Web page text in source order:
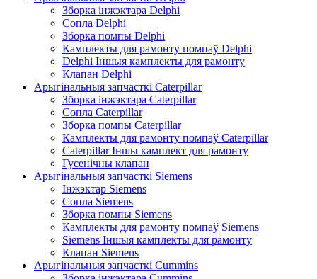
Зборка інжэктара Delphi
Сопла Delphi
Зборка помпы Delphi
Камплекты для рамонту помпаў Delphi
Delphi Іншыя камплекты для рамонту
Клапан Delphi
Арыгінальныя запчасткі Caterpillar
Зборка інжэктара Caterpillar
Сопла Caterpillar
Зборка помпы Caterpillar
Камплекты для рамонту помпаў Caterpillar
Caterpillar Іншы камплект для рамонту
Гусенічны клапан
Арыгінальныя запчасткі Siemens
Інжэктар Siemens
Сопла Siemens
Зборка помпы Siemens
Камплекты для рамонту помпаў Siemens
Siemens Іншыя камплекты для рамонту
Клапан Siemens
Арыгінальныя запчасткі Cummins